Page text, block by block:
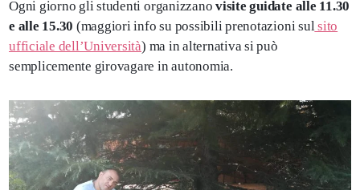
Ogni giorno gli studenti organizzanovisite guidate alle 11.30
e alle 15.30 (maggiori info su possibili prenotazioni sul sito
ufficiale dell’Università) ma in alternativa si può
semplicemente girovagare in autonomia.